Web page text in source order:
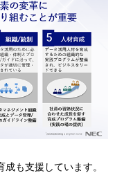
も支援しています。